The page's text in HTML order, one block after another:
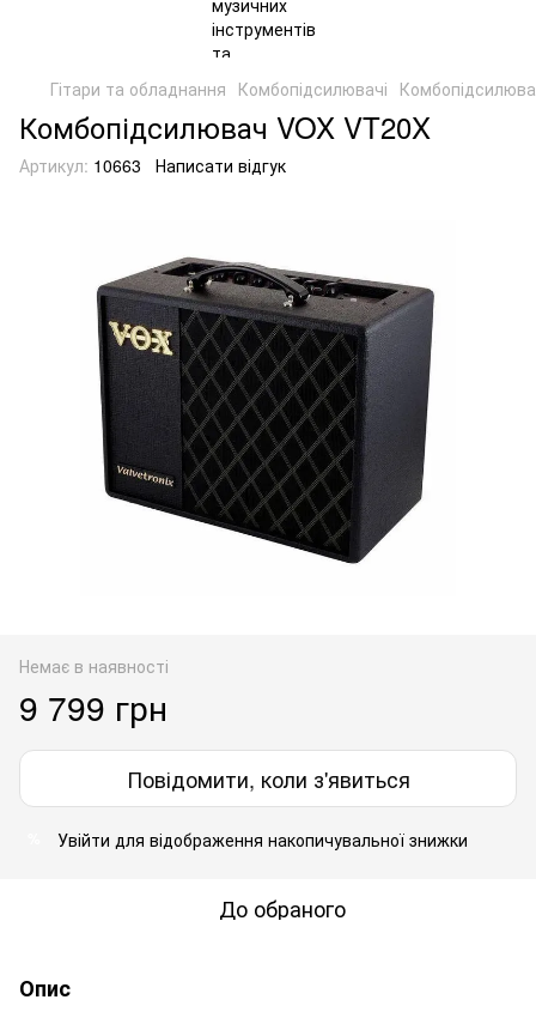
Гітари та обладнання Комбопідсилювачі
Комбопідсилювач VOX VT20X
Артикул: 10663 Написати відгук
Немає в наявності
9 799 грн
Повідомити, коли з'явиться
Увійти для відображення накопичувальної знижки
До обраного
Опис